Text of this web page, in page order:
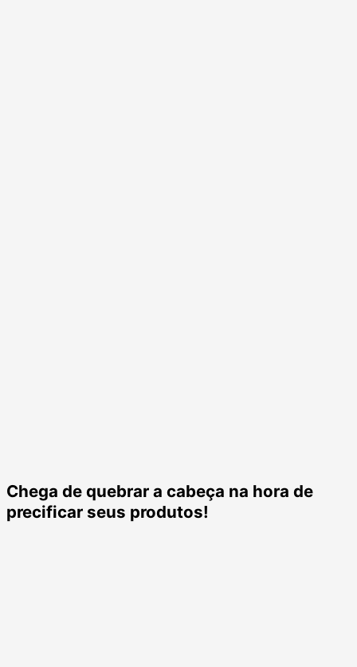
Chega de quebrar a cabeça na hora de
precificar seus produtos!